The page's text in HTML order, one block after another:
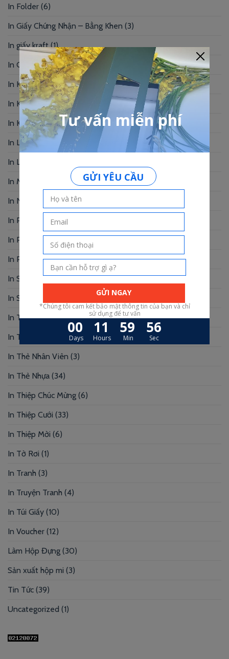
In Folder (6)
In Giấy Chứng Nhận – Bằng Khen (3)
In giấy kraft(1)
In Giấy Mỹ Thuật(1)
In Kẹp Bill(1)
In Khung Hình(2)
In Kỷ Yếu(6)
In Lịch Bàn
In Logo
In Menu
In Name Card(49)
In Photobook(30)
In Postcard
(1)
In Profile
(1)
In Sổ Tay
(2)
In Standee – PP
In Tag Treo(7)
In Thẻ Bài
In Thẻ Nhân Viên (3)
In Thẻ Nhựa (34)
In Thiệp Chúc Mừng (6)
In Thiệp Cưới (33)
In Thiệp Mời (6)
In Tờ Rơi (1)
In Tranh (3)
In Truyện Tranh (4)
In Túi Giấy (10)
In Voucher (12)
Làm Hộp Đựng (30)
Sản xuất hộp mi (3)
Tin Tức (39)
Uncategorized (1)